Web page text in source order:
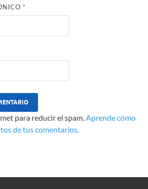
*
para reducir el spam.Aprende cómo
de tus comentarios.